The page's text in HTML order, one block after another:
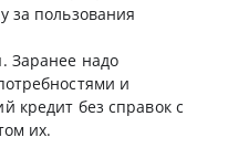
за пользования
Заранее надо
и
кредит без справок с
их.